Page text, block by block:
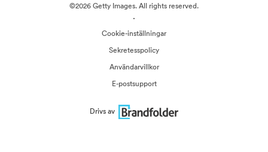
©2026 Getty Images. All rights reserved.
·
Cookie-inställningar
Sekretesspolicy
Användarvillkor
E-postsupport
Drivs av